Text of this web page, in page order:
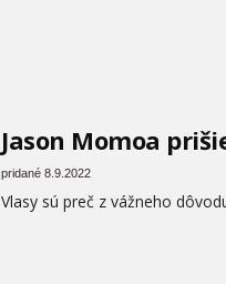
Jason Momoa
pridané 8.9.2022
Vlasy sú preč z vážneho